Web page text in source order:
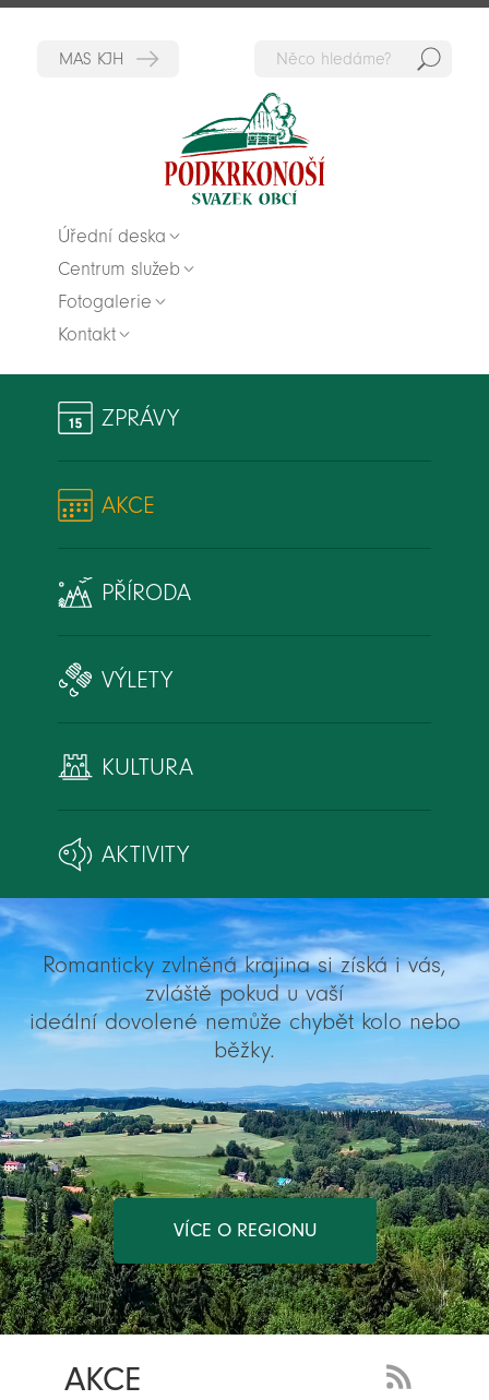
Úřední deska
Centrum služeb
Fotogalerie
Kontakt
ZPRÁVY
AKCE
PŘÍRODA
VÝLETY
KULTURA
AKTIVITY
Romanticky zvlněná krajina si získá i vás,
zvláště pokud u vaší
ideální dovolené nemůže chybět kolo nebo
běžky.
VÍCE O REGIONU
AKCE